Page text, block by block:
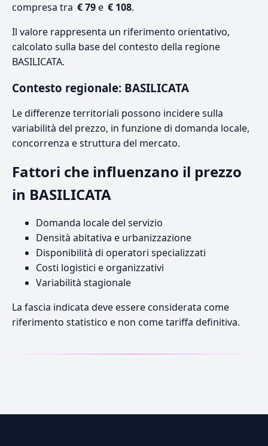
compresa tra € 79e € 108.
Il valore rappresenta un riferimento orientativo,
calcolato sulla base del contesto della regione
BASILICATA.
Contesto regionale: BASILICATA
Le differenze territoriali possono incidere sulla
variabilità del prezzo, in funzione di domanda locale,
concorrenza e struttura del mercato.
Fattori che influenzano il prezzo
in BASILICATA
Domanda locale del servizio
Densità abitativa e urbanizzazione
Disponibilità di operatori specializzati
Costi logistici e organizzativi
Variabilità stagionale
La fascia indicata deve essere considerata come
riferimento statistico e non come tariffa definitiva.